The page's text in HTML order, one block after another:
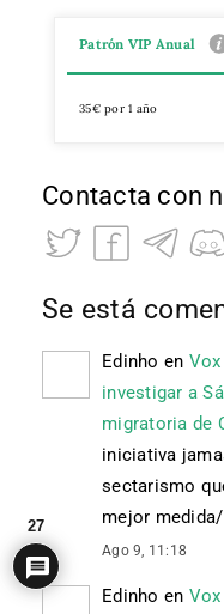
Patrón VIP Anual
35€ por 1 año
Contacta con
Se está
Edinho en
investigar a
migratoria de
iniciativa
sectarismo
mejor
Ago 9, 11:18
Edinho en
27